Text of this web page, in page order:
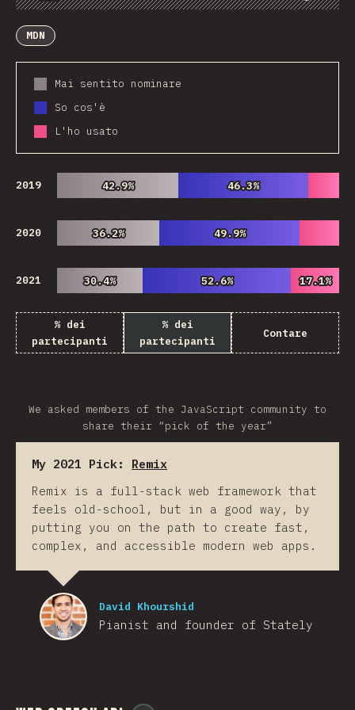
Grafico Dati CondividerePersonalizza i dati
Comments
MDN
Mai sentito nominare
So cos'è
L'ho usato
2019 42.9%
42.9% 46.3%
46.3%
2020 36.2%
36.2% 49.9%
49.9%
2021 30.4%
30.4% 52.6%
52.6% 17.1%
17.1%
% dei
partecipanti
% dei
partecipanti
Contare
We asked members of the JavaScript community to
share their “pick of the year”
My 2021 Pick: Remix
Remix is a full-stack web framework that
feels old-school, but in a good way, by
putting you on the path to create fast,
complex, and accessible modern web apps.
David Khourshid
Pianist and founder of Stately